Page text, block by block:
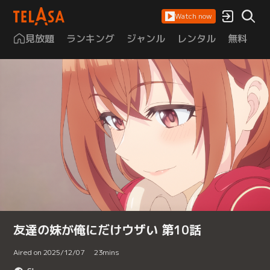
Watch now
見放題 ランキング ジャンル レンタル 無料
友達の妹が俺にだけウザい 第10話
Aired on 2025/12/07 23mins